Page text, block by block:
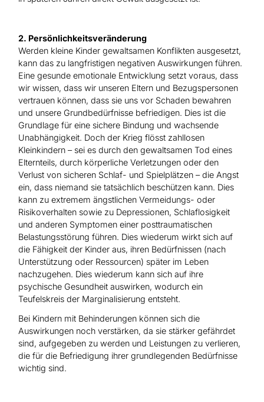
2. Persönlichkeitsveränderung
Werden kleine Kinder gewaltsamen Konflikten ausgesetzt,
kann das zu langfristigen negativen Auswirkungen führen.
Eine gesunde emotionale Entwicklung setzt voraus, dass
wir wissen, dass wir unseren Eltern und Bezugspersonen
vertrauen können, dass sie uns vor Schaden bewahren
und unsere Grundbedürfnisse befriedigen. Dies ist die
Grundlage für eine sichere Bindung und wachsende
Unabhängigkeit. Doch der Krieg flösst zahllosen
Kleinkindern – sei es durch den gewaltsamen Tod eines
Elternteils, durch körperliche Verletzungen oder den
Verlust von sicheren Schlaf- und Spielplätzen – die Angst
ein, dass niemand sie tatsächlich beschützen kann. Dies
kann zu extremem ängstlichen Vermeidungs- oder
Risikoverhalten sowie zu Depressionen, Schlaflosigkeit
und anderen Symptomen einer posttraumatischen
Belastungsstörung führen. Dies wiederum wirkt sich auf
die Fähigkeit der Kinder aus, ihren Bedürfnissen (nach
Unterstützung oder Ressourcen) später im Leben
nachzugehen. Dies wiederum kann sich auf ihre
psychische Gesundheit auswirken, wodurch ein
Teufelskreis der Marginalisierung entsteht.
Bei Kindern mit Behinderungen können sich die
Auswirkungen noch verstärken, da sie stärker gefährdet
sind, aufgegeben zu werden und Leistungen zu verlieren,
die für die Befriedigung ihrer grundlegenden Bedürfnisse
wichtig sind.